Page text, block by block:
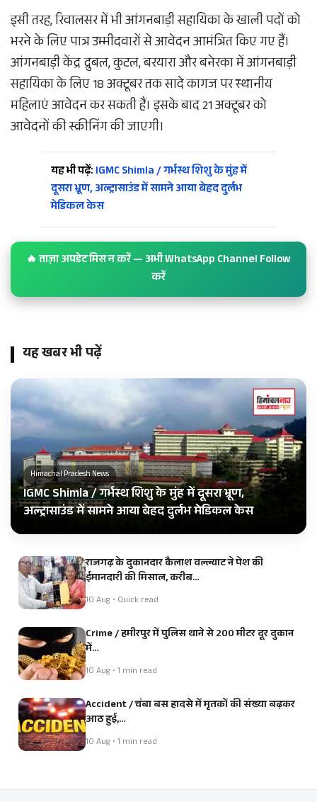
इसी तरह, रिवालसर में भी आंगनबाड़ी सहायिका के खाली पदों को
भरने के लिए पात्र उम्मीदवारों से आवेदन आमंत्रित किए गए हैं।
आंगनबाड़ी केंद्र द्रुबल, कुटल, बरयारा और बनेरका में आंगनबाड़ी
सहायिका के लिए 18 अक्टूबर तक सादे कागज पर स्थानीय
महिलाएं आवेदन कर सकती हैं। इसके बाद 21 अक्टूबर को
आवेदनों की स्क्रीनिंग की जाएगी।
यह भी पढ़ें: IGMC Shimla / गर्भस्थ शिशु के मुंह में
दूसरा भ्रूण, अल्ट्रासाउंड में सामने आया बेहद दुर्लभ
मेडिकल केस
🔥 ताज़ा अपडेट मिस न करें — अभी WhatsApp Channel Follow
करें
यह खबर भी पढ़ें
Himachal Pradesh News
IGMC Shimla / गर्भस्थ शिशु के मुंह में दूसरा भ्रूण,
अल्ट्रासाउंड में सामने आया बेहद दुर्लभ मेडिकल केस
राजगढ़ के दुकानदार कैलाश वल्ल्याट ने पेश की
ईमानदारी की मिसाल, करीब…
10 Aug • Quick read
Crime / हमीरपुर में पुलिस थाने से 200 मीटर दूर दुकान
में…
10 Aug • 1 min read
Accident / चंबा बस हादसे में मृतकों की संख्या बढ़कर
आठ हुई,…
10 Aug • 1 min read